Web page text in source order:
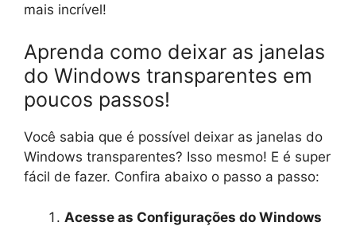
mais incrível!
Aprenda como deixar as janelas
do Windows transparentes em
poucos passos!
Você sabia que é possível deixar as janelas do
Windows transparentes? Isso mesmo! E é super
fácil de fazer. Confira abaixo o passo a passo:
Acesse as Configurações do Windows